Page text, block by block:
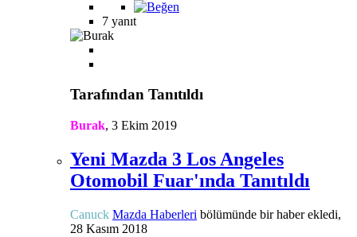
7 yanıt
Tarafından Tanıtıldı
Burak, 3 Ekim 2019
Yeni Mazda 3 Los Angeles
Otomobil Fuar'ında Tanıtıldı
Canuck Mazda Haberleri bölümünde bir haber ekledi,
28 Kasım 2018